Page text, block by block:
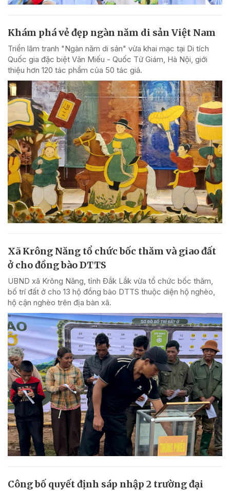
Khám phá vẻ đẹp ngàn năm di sản Việt Nam
Triển lãm tranh "Ngàn năm di sản" vừa khai mạc tại Di tích
Quốc gia đặc biệt Văn Miếu - Quốc Tử Giám, Hà Nội, giới
thiệu hơn 120 tác phẩm của 50 tác giả.
Xã Krông Năng tổ chức bốc thăm và giao đất
ở cho đồng bào DTTS
UBND xã Krông Năng, tỉnh Đắk Lắk vừa tổ chức bốc thăm,
bố trí đất ở cho 13 hộ đồng bào DTTS thuộc diện hộ nghèo,
hộ cận nghèo trên địa bàn xã.
Công bố quyết định sáp nhập 2 trường đại